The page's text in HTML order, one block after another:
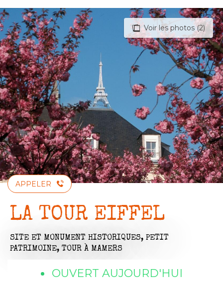
Aller
au
contenu
principal
Voir les photos (2)
APPELER
LA TOUR EIFFEL
SITE ET MONUMENT HISTORIQUES, PETIT
PATRIMOINE, TOUR À MAMERS
OUVERT AUJOURD'HUI